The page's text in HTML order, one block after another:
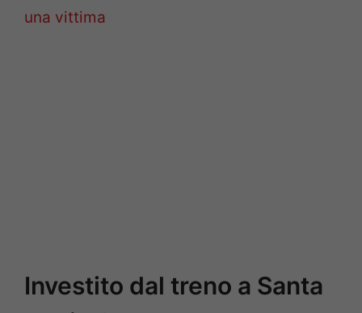
una vittima
Investito dal treno a Santa